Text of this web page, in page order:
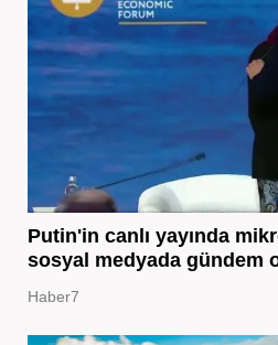
Putin'in canlı yayında
sosyal medyada gündem
Haber7